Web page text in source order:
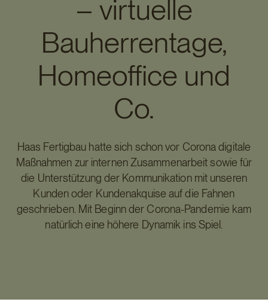
– virtuelle
Bauherrentage,
Homeoffice und
Co.
Haas Fertigbau hatte sich schon vor Corona digitale
Maßnahmen zur internen Zusammenarbeit sowie für
die Unterstützung der Kommunikation mit unseren
Kunden oder Kundenakquise auf die Fahnen
geschrieben. Mit Beginn der Corona-Pandemie kam
natürlich eine höhere Dynamik ins Spiel.